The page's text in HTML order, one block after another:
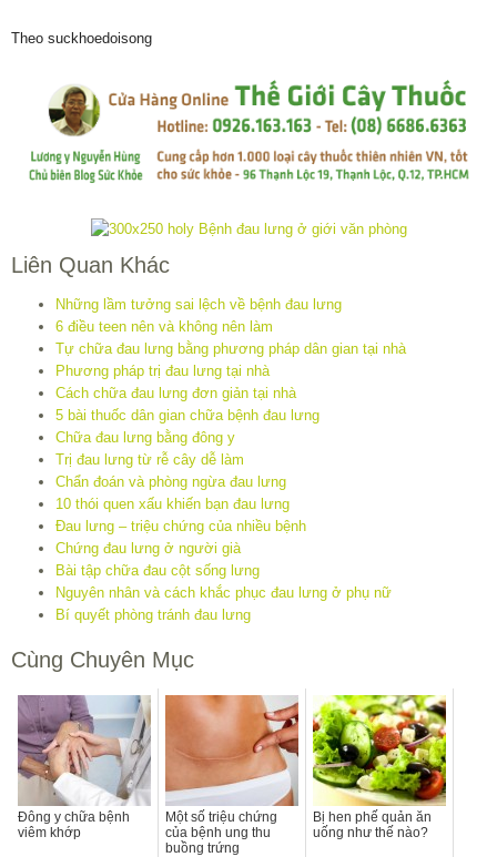
Theo suckhoedoisong
Liên Quan Khác
Những lầm tưởng sai lệch về bệnh đau lưng
6 điều teen nên và không nên làm
Tự chữa đau lưng bằng phương pháp dân gian tại nhà
Phương pháp trị đau lưng tại nhà
Cách chữa đau lưng đơn giản tại nhà
5 bài thuốc dân gian chữa bệnh đau lưng
Chữa đau lưng bằng đông y
Trị đau lưng từ rễ cây dễ làm
Chẩn đoán và phòng ngừa đau lưng
10 thói quen xấu khiến bạn đau lưng
Đau lưng – triệu chứng của nhiều bệnh
Chứng đau lưng ở người già
Bài tập chữa đau cột sống lưng
Nguyên nhân và cách khắc phục đau lưng ở phụ nữ
Bí quyết phòng tránh đau lưng
Cùng Chuyên Mục
Đông y chữa bệnh
viêm khớp
Một số triệu chứng
của bệnh ung thu
buồng trứng
Bị hen phế quản ăn
uống như thế nào?